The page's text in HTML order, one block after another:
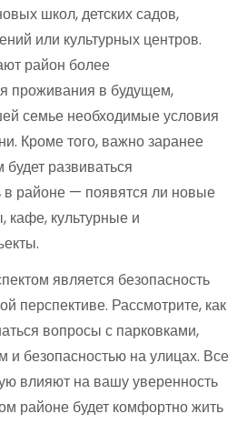
школ, детских садов,
или культурных центров.
район более
проживания в будущем,
семье необходимые условия
Кроме того, важно заранее
развиваться
районе — появятся ли новые
кафе, культурные и
является безопасность
перспективе. Рассмотрите, как
вопросы с парковками,
безопасностью на улицах. Все
влияют на вашу уверенность
районе будет комфортно жить